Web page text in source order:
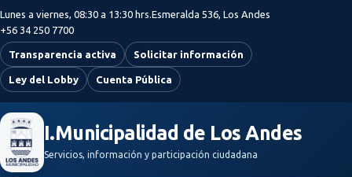
Saltar al contenido principal
Lunes a viernes, 08:30 a 13:30 hrs.Esmeralda 536, Los Andes
+56 34 250 7700
Transparencia activa Solicitar información
Ley del Lobby Cuenta Pública
I.Municipalidad de Los Andes
Servicios, información y participación ciudadana